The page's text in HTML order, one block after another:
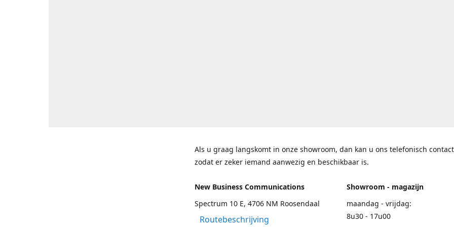
Als u graag langskomt in onze showroom, dan kan u ons telefonisch
zodat er zeker iemand aanwezig en beschikbaar is.
New Business Communications
Spectrum 10 E, 4706 NM Roosendaal
Routebeschrijving
Showroom - magazijn
maandag - vrijdag:
8u30 - 17u00